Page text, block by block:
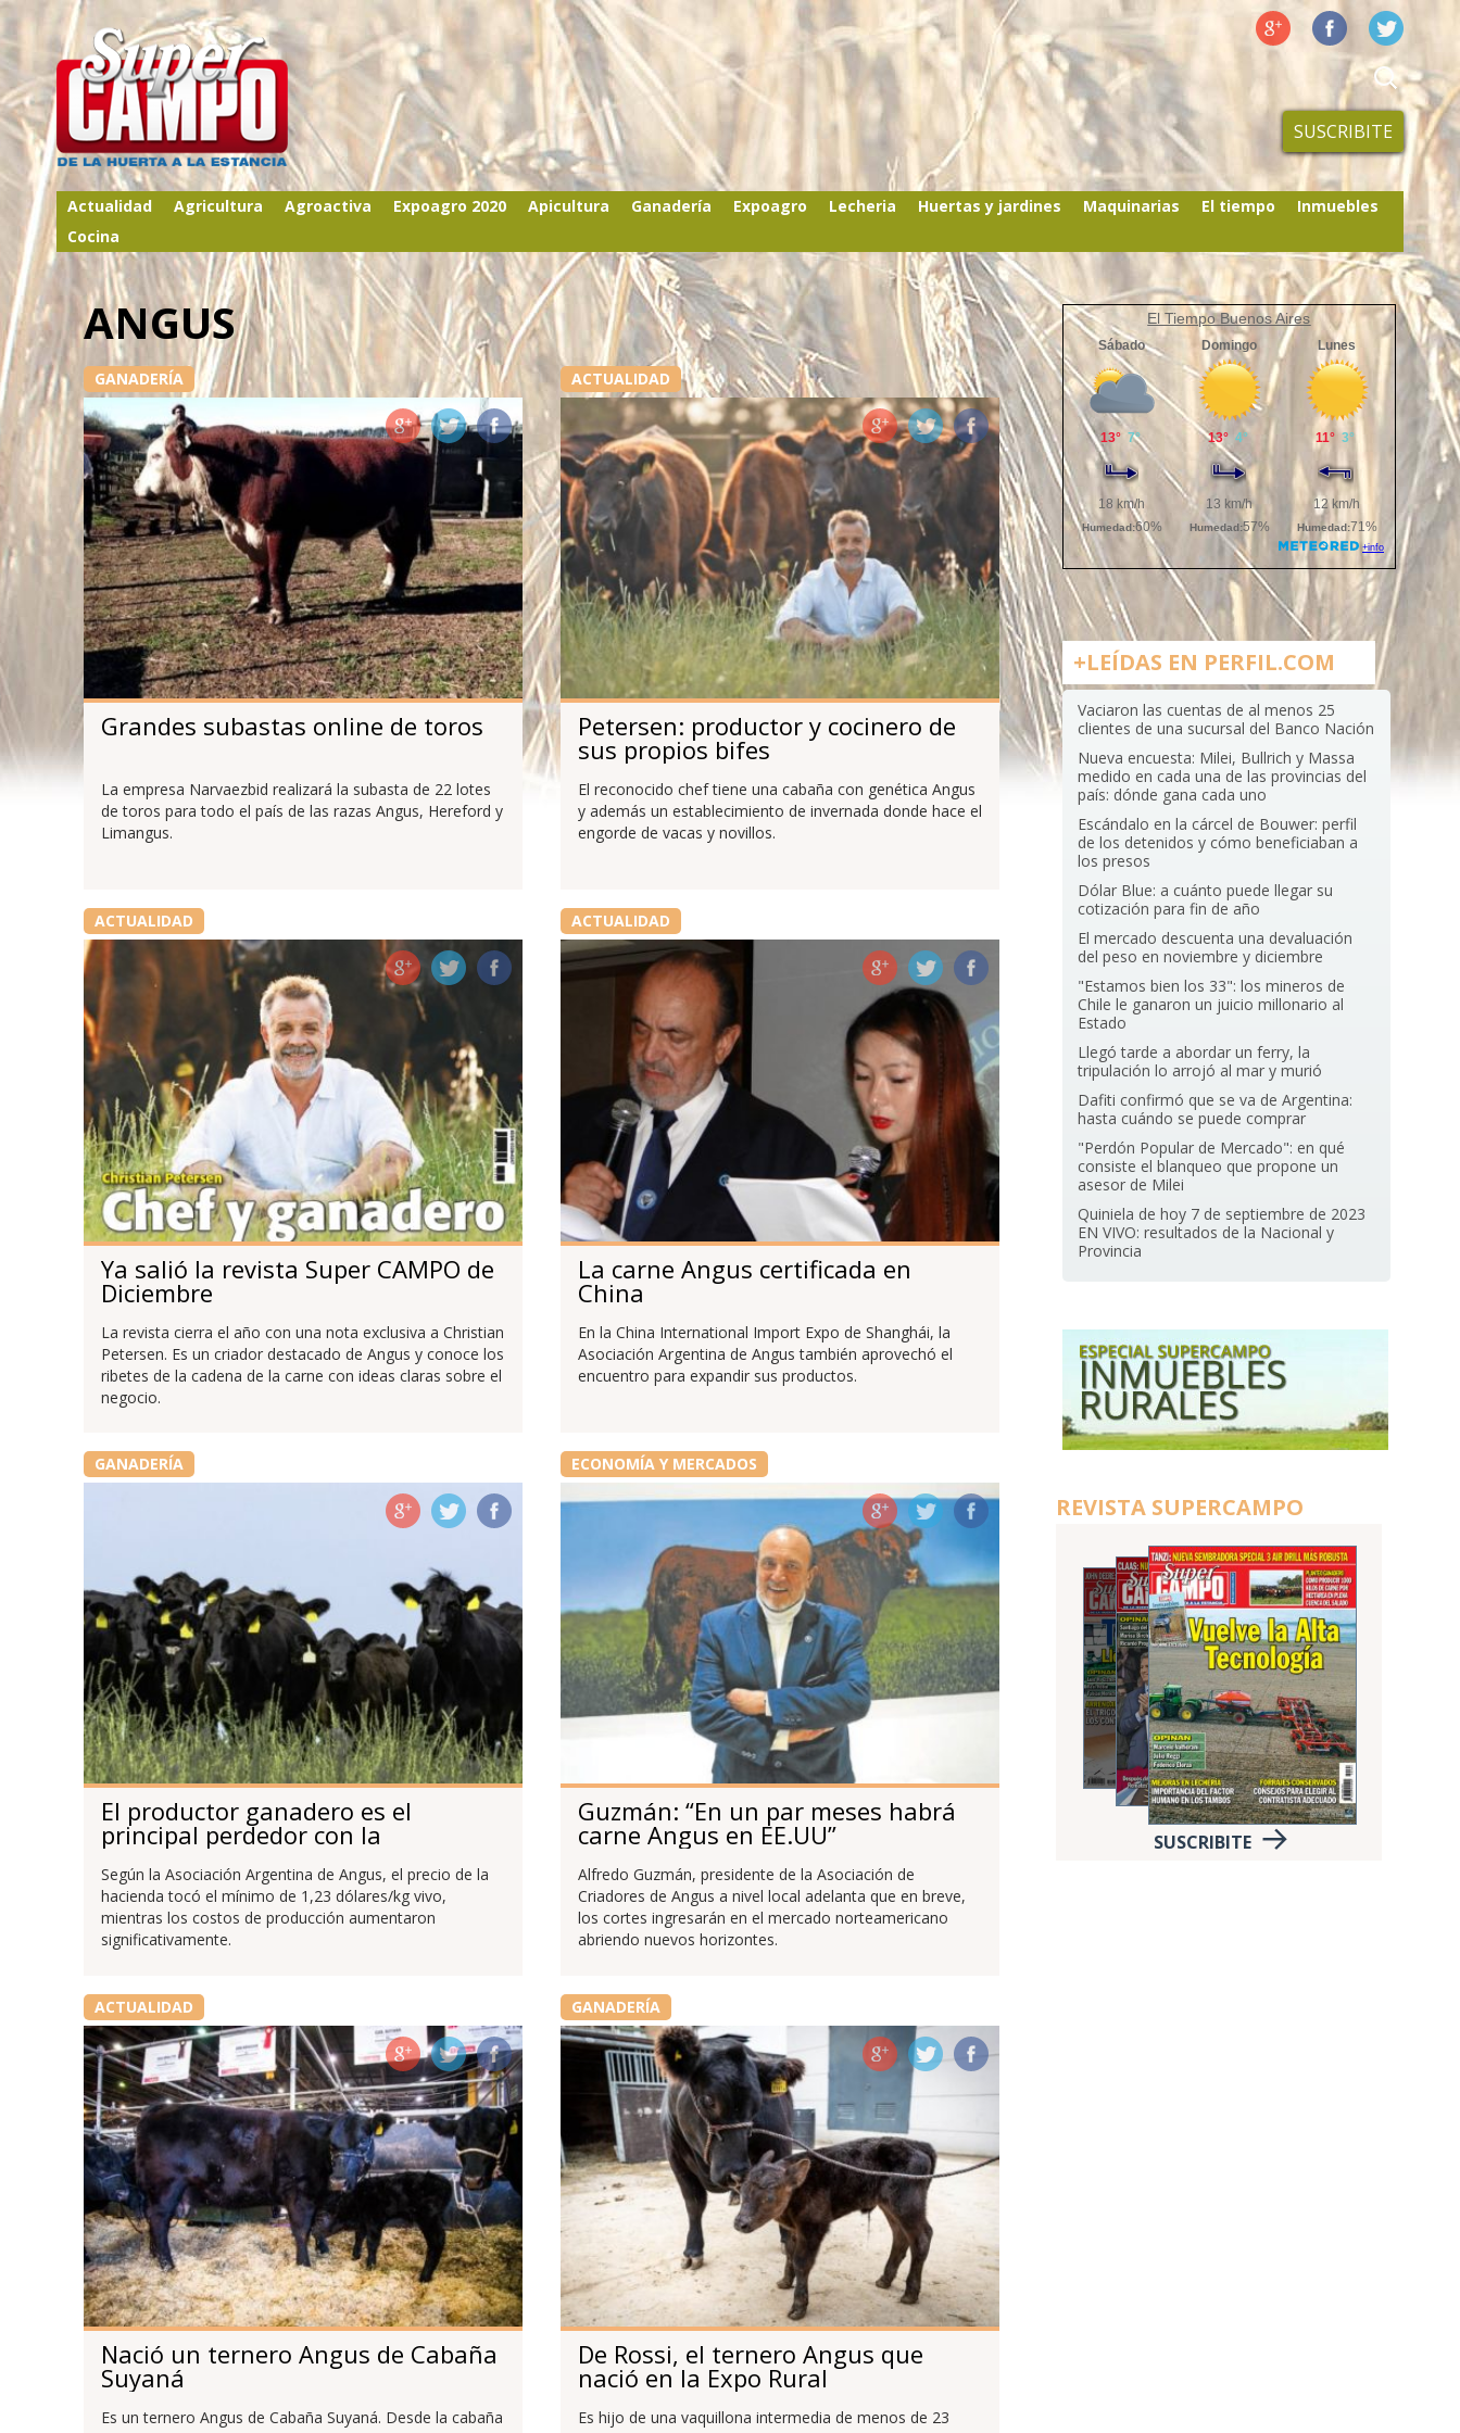
SUSCRIBITE
Actualidad Agricultura Agroactiva Expoagro 2020 Apicultura Ganadería Expoagro Lecheria Huertas y jardines Maquinarias El tiempo
Inmuebles
Cocina
ANGUS
GANADERÍA
Grandes subastas online de toros
La empresa Narvaezbid realizará la subasta de 22 lotes
de toros para todo el país de las razas Angus, Hereford y
Limangus.
ACTUALIDAD
Petersen: productor y cocinero de
sus propios bifes
El reconocido chef tiene una cabaña con genética Angus
y además un establecimiento de invernada donde hace el
engorde de vacas y novillos.
ACTUALIDAD
Ya salió la revista Super CAMPO de
Diciembre
La revista cierra el año con una nota exclusiva a Christian
Petersen. Es un criador destacado de Angus y conoce los
ribetes de la cadena de la carne con ideas claras sobre el
negocio.
ACTUALIDAD
La carne Angus certificada en
China
En la China International Import Expo de Shanghái, la
Asociación Argentina de Angus también aprovechó el
encuentro para expandir sus productos.
GANADERÍA
El productor ganadero es el
principal perdedor con la
devaluación
Según la Asociación Argentina de Angus, el precio de la
hacienda tocó el mínimo de 1,23 dólares/kg vivo,
mientras los costos de producción aumentaron
significativamente.
ECONOMÍA Y MERCADOS
Guzmán: “En un par meses habrá
carne Angus en EE.UU”
Alfredo Guzmán, presidente de la Asociación de
Criadores de Angus a nivel local adelanta que en breve,
los cortes ingresarán en el mercado norteamericano
abriendo nuevos horizontes.
ACTUALIDAD
Nació un ternero Angus de Cabaña
Suyaná
Es un ternero Angus de Cabaña Suyaná. Desde la cabaña
GANADERÍA
De Rossi, el ternero Angus que
nació en la Expo Rural
Es hijo de una vaquillona intermedia de menos de 23
El Tiempo Buenos Aires
+LEÍDAS EN PERFIL.COM
Vaciaron las cuentas de al menos 25
clientes de una sucursal del Banco Nación
Nueva encuesta: Milei, Bullrich y Massa
medido en cada una de las provincias del
país: dónde gana cada uno
Escándalo en la cárcel de Bouwer: perfil
de los detenidos y cómo beneficiaban a
los presos
Dólar Blue: a cuánto puede llegar su
cotización para fin de año
El mercado descuenta una devaluación
del peso en noviembre y diciembre
"Estamos bien los 33": los mineros de
Chile le ganaron un juicio millonario al
Estado
Llegó tarde a abordar un ferry, la
tripulación lo arrojó al mar y murió
Dafiti confirmó que se va de Argentina:
hasta cuándo se puede comprar
"Perdón Popular de Mercado": en qué
consiste el blanqueo que propone un
asesor de Milei
Quiniela de hoy 7 de septiembre de 2023
EN VIVO: resultados de la Nacional y
Provincia
REVISTA SUPERCAMPO
SUSCRIBITE